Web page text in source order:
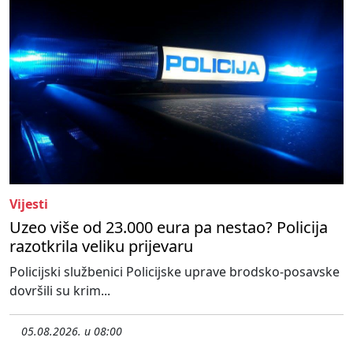
Vijesti
Uzeo više od 23.000 eura pa nestao? Policija
razotkrila veliku prijevaru
Policijski službenici Policijske uprave brodsko-posavske
dovršili su krim...
05.08.2026. u 08:00